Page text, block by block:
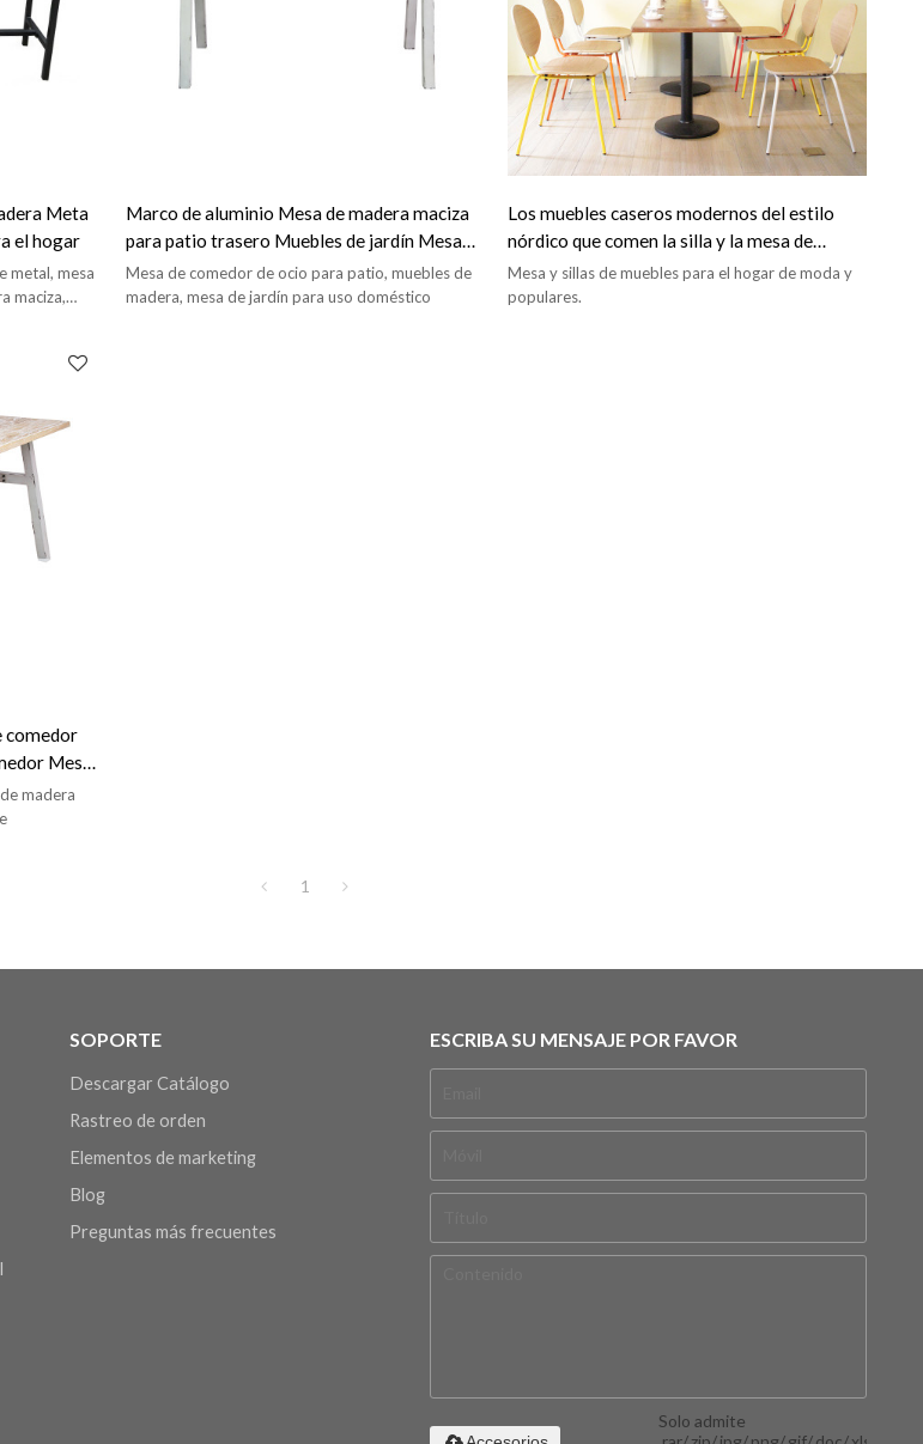
Meta
el hogar
metal, mesa
maciza,
Marco de aluminio Mesa de madera maciza
para patio trasero Muebles de jardín Mesa
de comedor de madera
Mesa de comedor de ocio para patio, muebles de
madera, mesa de jardín para uso doméstico
Los muebles caseros modernos del estilo
nórdico que comen la silla y la mesa de
madera fijan los muebles caseros del OEM
Mesa y sillas de muebles para el hogar de moda y
populares.
comedor
Mesa
madera
1
SOPORTE
Descargar Catálogo
Rastreo de orden
Elementos de marketing
Blog
Preguntas más frecuentes
ESCRIBA SU MENSAJE POR FAVOR
Solo admite